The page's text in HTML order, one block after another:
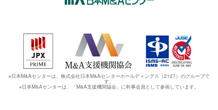
※日本M&Aセンターは、株式会社日本M&Aセンターホールディングス（2127）のグループで
す。
※日本M&Aセンターは、「M&A支援機関協会」に幹事会員として参画しています。